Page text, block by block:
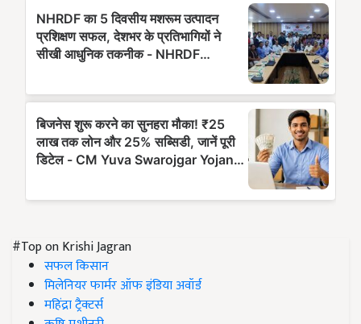
#Top on Krishi Jagran
सफल किसान
मिलेनियर फार्मर ऑफ इंडिया अवॉर्ड
महिंद्रा ट्रैक्टर्स